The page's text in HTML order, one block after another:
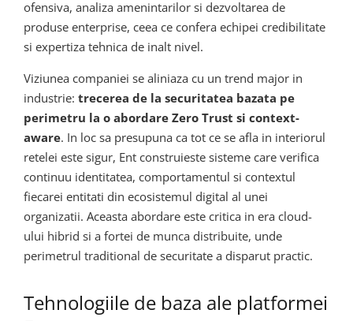
ofensiva, analiza amenintarilor si dezvoltarea de
produse enterprise, ceea ce confera echipei credibilitate
si expertiza tehnica de inalt nivel.
Viziunea companiei se aliniaza cu un trend major in
industrie: trecerea de la securitatea bazata pe
perimetru la o abordare Zero Trust si context-
aware. In loc sa presupuna ca tot ce se afla in interiorul
retelei este sigur, Ent construieste sisteme care verifica
continuu identitatea, comportamentul si contextul
fiecarei entitati din ecosistemul digital al unei
organizatii. Aceasta abordare este critica in era cloud-
ului hibrid si a fortei de munca distribuite, unde
perimetrul traditional de securitate a disparut practic.
Tehnologiile de baza ale platformei